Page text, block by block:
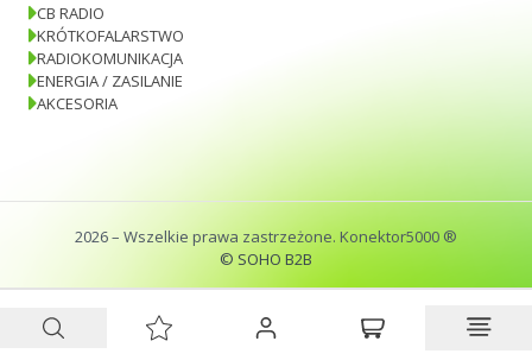
CB RADIO
KRÓTKOFALARSTWO
RADIOKOMUNIKACJA
ENERGIA / ZASILANIE
AKCESORIA
2026– Wszelkie prawa zastrzeżone. Konektor5000 ®
© SOHO B2B